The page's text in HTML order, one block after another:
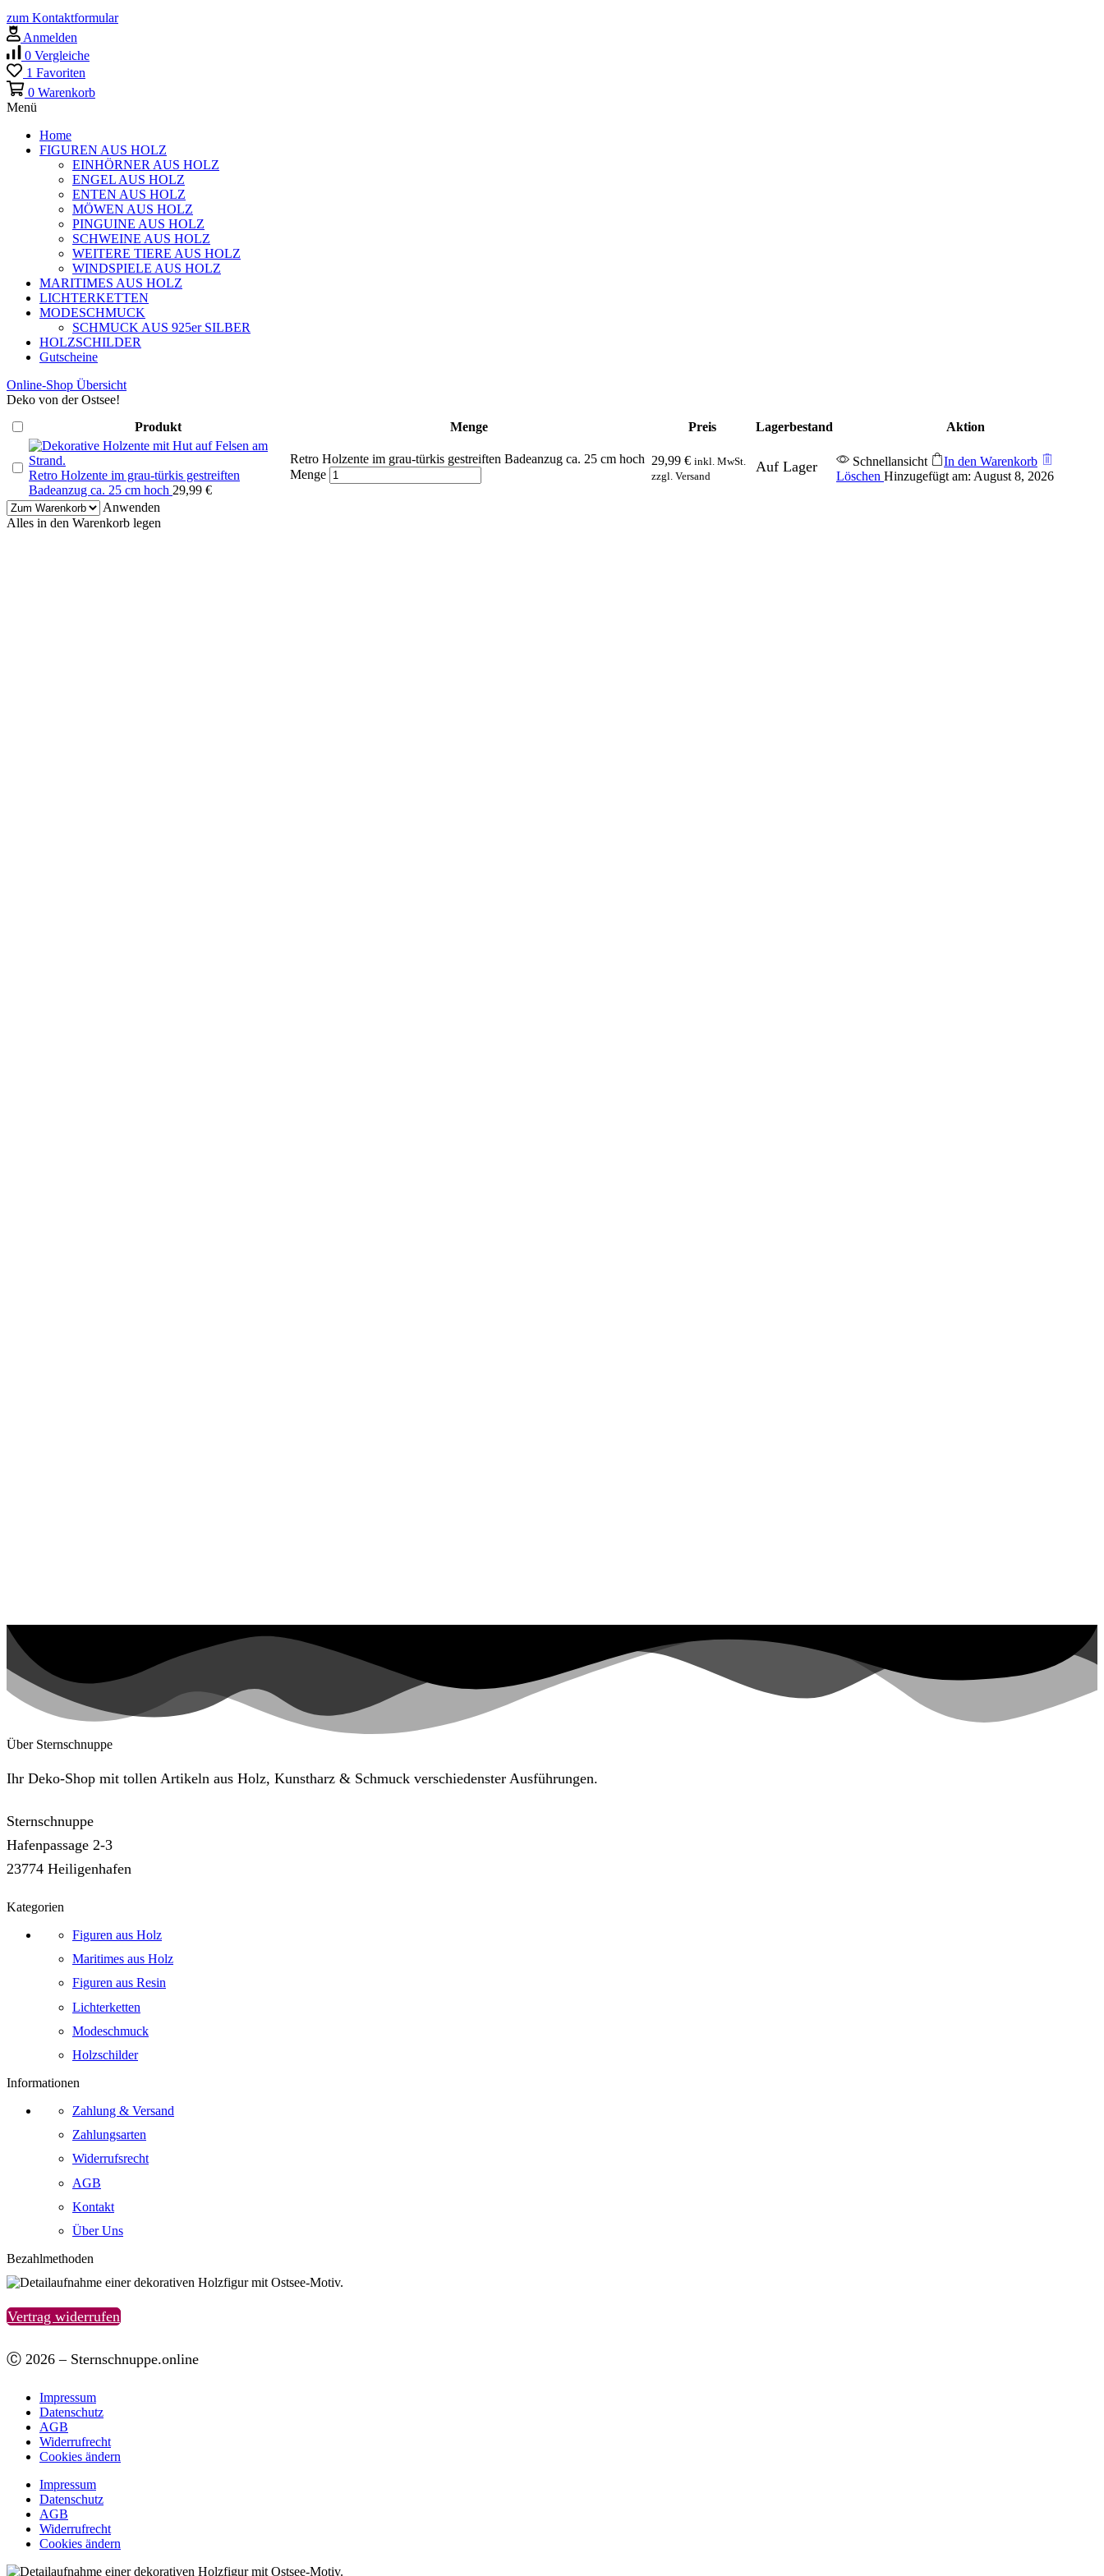
zum Kontaktformular
Anmelden
0 Vergleiche
1 Favoriten
0 Warenkorb
Menü
Home
FIGUREN AUS HOLZ
EINHÖRNER AUS HOLZ
ENGEL AUS HOLZ
ENTEN AUS HOLZ
MÖWEN AUS HOLZ
PINGUINE AUS HOLZ
SCHWEINE AUS HOLZ
WEITERE TIERE AUS HOLZ
WINDSPIELE AUS HOLZ
MARITIMES AUS HOLZ
LICHTERKETTEN
MODESCHMUCK
SCHMUCK AUS 925er SILBER
HOLZSCHILDER
Gutscheine
Online-Shop Übersicht
Deko von der Ostsee!
Produkt
Menge Preis Lagerbestand Aktion
Retro Holzente im grau-türkis gestreiften
Badeanzug ca. 25 cm hoch 29,99 €
Retro Holzente im grau-türkis gestreiften Badeanzug ca. 25 cm hoch
Menge
29,99 € inkl. MwSt.
zzgl. Versand
Auf Lager Schnellansicht
In den Warenkorb
Löschen Hinzugefügt am: August 8, 2026
Anwenden
Alles in den Warenkorb legen
Über Sternschnuppe
Ihr Deko-Shop mit tollen Artikeln aus Holz, Kunstharz & Schmuck verschiedenster Ausführungen.
Sternschnuppe
Hafenpassage 2-3
23774 Heiligenhafen
Kategorien
Figuren aus Holz
Maritimes aus Holz
Figuren aus Resin
Lichterketten
Modeschmuck
Holzschilder
Informationen
Zahlung & Versand
Zahlungsarten
Widerrufsrecht
AGB
Kontakt
Über Uns
Bezahlmethoden
Vertrag widerrufen
Ⓒ 2026 – Sternschnuppe.online
Impressum
Datenschutz
AGB
Widerrufrecht
Cookies ändern
Impressum
Datenschutz
AGB
Widerrufrecht
Cookies ändern